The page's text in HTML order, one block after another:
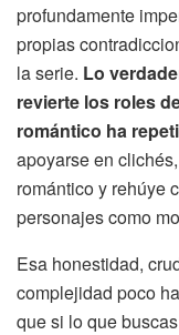
profundamente
propias
la serie. Lo
revierte los roles
romántico ha
apoyarse en
romántico y rehúye
personajes como
Esa honestidad,
complejidad poco
que si lo que